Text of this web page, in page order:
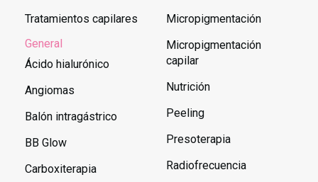
Tratamientos capilares
General
Ácido hialurónico
Angiomas
Balón intragástrico
BB Glow
Carboxiterapia
Micropigmentación
Micropigmentación
capilar
Nutrición
Peeling
Presoterapia
Radiofrecuencia